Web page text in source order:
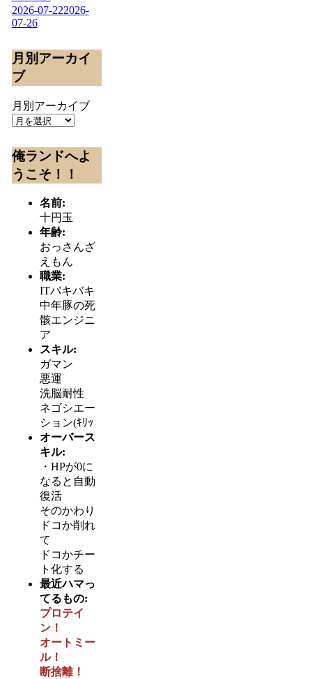
2026-07-222026-
07-26
月別アーカイ
ブ
月別アーカイブ
俺ランドへよ
うこそ！！
名前:
十円玉
年齢:
おっさんざ
えもん
職業:
ITバキバキ
中年豚の死
骸エンジニ
ア
スキル:
ガマン
悪運
洗脳耐性
ネゴシエー
ション(ｷﾘｯ
オーバース
キル:
・HPが0に
なると自動
復活
そのかわり
ドコか削れ
て
ドコかチー
ト化する
最近ハマっ
てるもの:
プロテイ
ン！
オートミー
ル！
断捨離！